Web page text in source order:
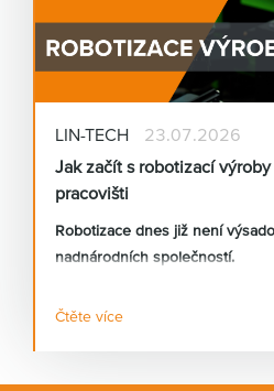
LIN-TECH
23.07.2026
Jak začít s robotizací
pracovišti
Robotizace dnes již není
nadnárodních společností.
Stále častěji se s požadavky na
nedostatek kvalifikovaných
Čtěte více